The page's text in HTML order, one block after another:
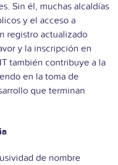
Sin él, muchas alcaldías
y el acceso a
registro actualizado
y la inscripción en
también contribuye a la
en la toma de
que terminan
de nombre